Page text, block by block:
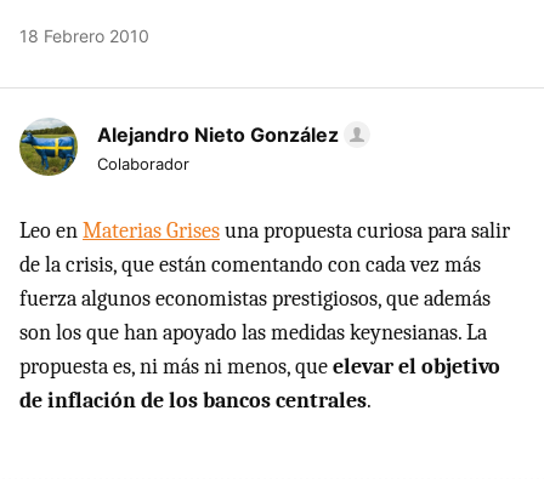
18 Febrero 2010
Alejandro Nieto González
Colaborador
Leo enMaterias Grisesuna propuesta curiosa para salir
de la crisis, que están comentando con cada vez más
fuerza algunos economistas prestigiosos, que además
son los que han apoyado las medidas keynesianas. La
propuesta es, ni más ni menos, queelevar el objetivo
de inflación de los bancos centrales.